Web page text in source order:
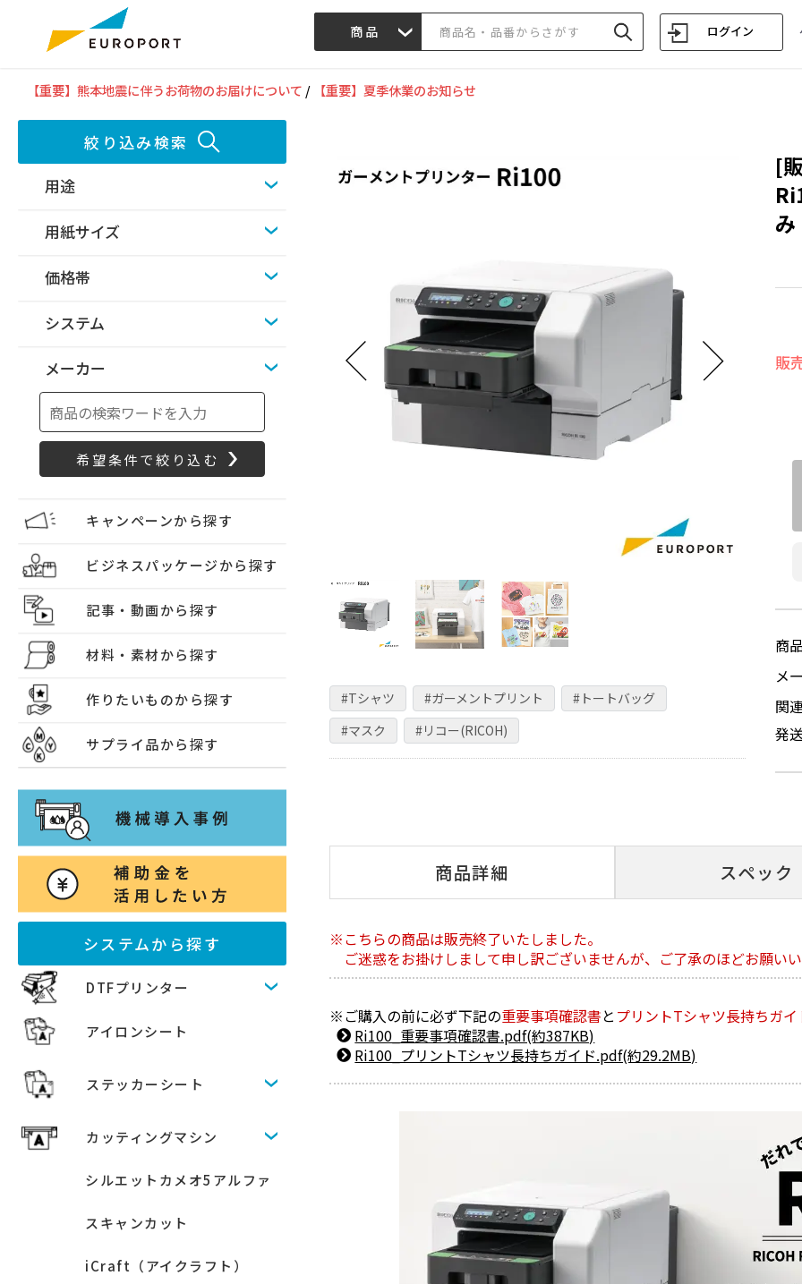
商品 ログイン
【重要】熊本地震に伴うお荷物のお届けについて / 【重要】夏季休業のお知らせ
絞り込み検索
用途
用紙サイズ
価格帯
システム
メーカー
キャンペーンから探す
ビジネスパッケージから探す
記事・動画から探す
材料・素材から探す
作りたいものから探す
サプライ品から探す
システムから探す
DTFプリンター
アイロンシート
ステッカーシート
カッティングマシン
シルエットカメオ5アルファ
スキャンカット
iCraft（アイクラフト）
#Tシャツ #ガーメントプリント
#トートバッグ
#マスク
#リコー(RICOH)
[
み
販
商
メ
関
発
商品詳細 スペック
こちらの商品は販売終了いたしました。
ご迷惑をお掛けしまして申し訳ございませんが、ご了承のほどお願い
ご購入の前に必ず下記の重要事項確認書と プリントTシャツ長持ちガイ
Ri100_重要事項確認書.pdf(約387KB)
Ri100_プリントTシャツ長持ちガイド.pdf(約29.2MB)